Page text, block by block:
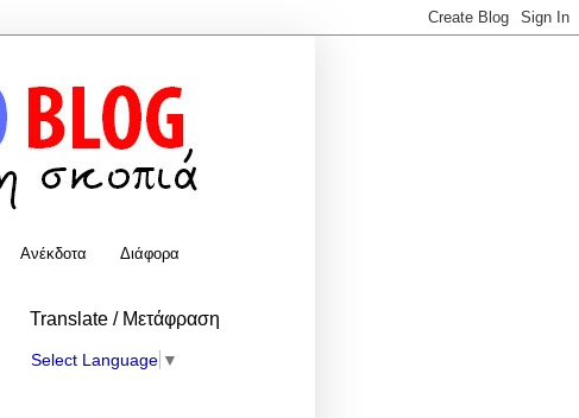
Ανέκδοτα Διάφορα
Translate / Μετάφραση
Select Language ▼